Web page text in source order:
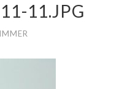
11.JPG